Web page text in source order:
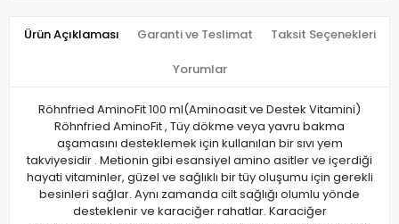
Ürün Açıklaması Garanti ve Teslimat Taksit Seçenekleri
Yorumlar
Röhnfried AminoFit 100 ml(Aminoasit ve Destek Vitamini)
Röhnfried AminoFit , Tüy dökme veya yavru bakma
aşamasını desteklemek için kullanılan bir sıvı yem
takviyesidir . Metionin gibi esansiyel amino asitler ve içerdiği
hayati vitaminler, güzel ve sağlıklı bir tüy oluşumu için gerekli
besinleri sağlar. Aynı zamanda cilt sağlığı olumlu yönde
desteklenir ve karaciğer rahatlar. Karaciğer